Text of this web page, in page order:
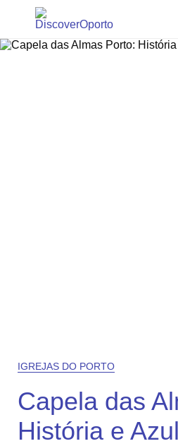
IGREJAS DO PORTO
Capela das
História e